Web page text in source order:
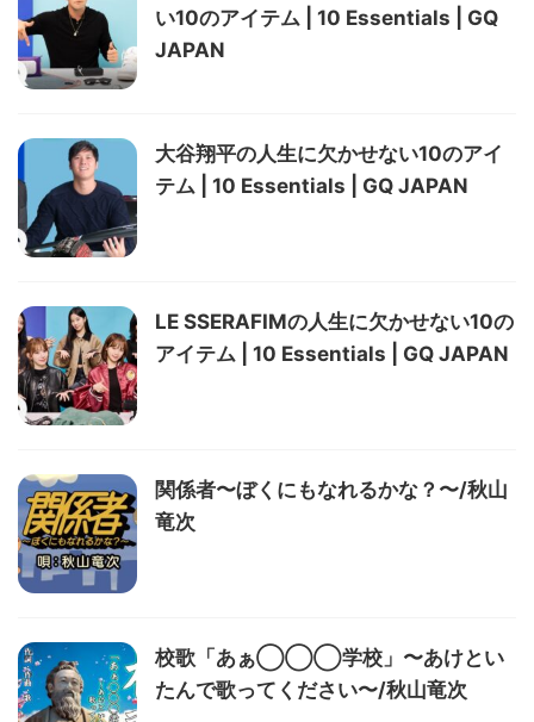
い10のアイテム | 10 Essentials | GQ
JAPAN
大谷翔平の人生に欠かせない10のアイ
テム | 10 Essentials | GQ JAPAN
LE SSERAFIMの人生に欠かせない10の
アイテム | 10 Essentials | GQ JAPAN
関係者〜ぼくにもなれるかな？〜/秋山
竜次
校歌「あぁ◯◯◯学校」〜あけとい
たんで歌ってください〜/秋山竜次